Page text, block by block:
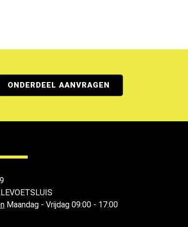
ONDERDEEL AANVRAGEN
Maandag - Vrijdag 09:00 - 17:00